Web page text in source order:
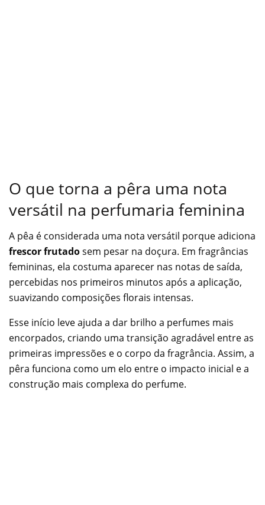
O que torna a pêra uma nota
versátil na perfumaria feminina
A pêa é considerada uma nota versátil porque adiciona
frescor frutadosem pesar na doçura. Em fragrâncias
femininas, ela costuma aparecer nas notas de saída,
percebidas nos primeiros minutos após a aplicação,
suavizando composições florais intensas.
Esse início leve ajuda a dar brilho a perfumes mais
encorpados, criando uma transição agradável entre as
primeiras impressões e o corpo da fragrância. Assim, a
pêra funciona como um elo entre o impacto inicial e a
construção mais complexa do perfume.